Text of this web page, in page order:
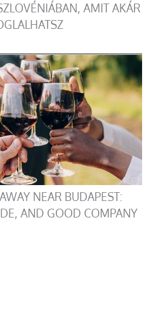
AMIT AKÁR
NEAR BUDAPEST:
AND GOOD COMPANY